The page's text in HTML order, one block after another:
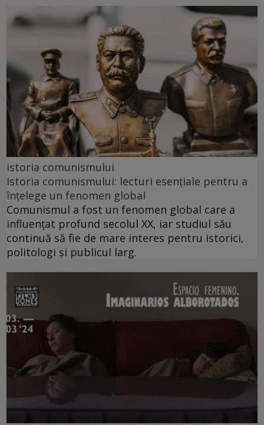
istoria comunismului
Istoria comunismului: lecturi esențiale pentru a
înțelege un fenomen global
Comunismul a fost un fenomen global care a
influențat profund secolul XX, iar studiul său
continuă să fie de mare interes pentru istorici,
politologi și publicul larg.